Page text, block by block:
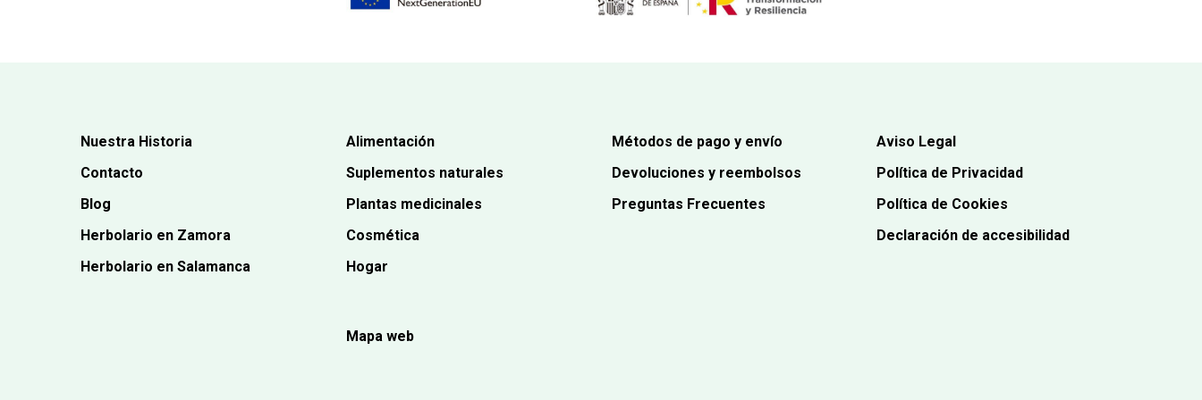
Nuestra Historia
Contacto
Blog
Herbolario en Zamora
Herbolario en Salamanca
Alimentación
Suplementos naturales
Plantas medicinales
Cosmética
Hogar
Mapa web
Métodos de pago y envío
Devoluciones y reembolsos
Preguntas Frecuentes
Aviso Legal
Política de Privacidad
Política de Cookies
Declaración de accesibilidad